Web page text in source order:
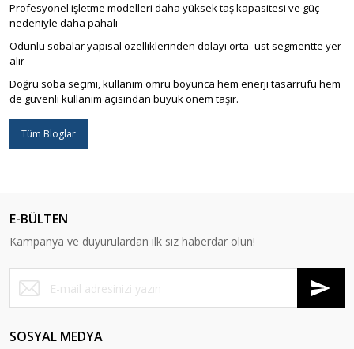
Profesyonel işletme modelleri daha yüksek taş kapasitesi ve güç
nedeniyle daha pahalı
Odunlu sobalar yapısal özelliklerinden dolayı orta–üst segmentte yer
alır
Doğru soba seçimi, kullanım ömrü boyunca hem enerji tasarrufu hem
de güvenli kullanım açısından büyük önem taşır.
Tüm Bloglar
E-BÜLTEN
Kampanya ve duyurulardan ilk siz haberdar olun!
SOSYAL MEDYA